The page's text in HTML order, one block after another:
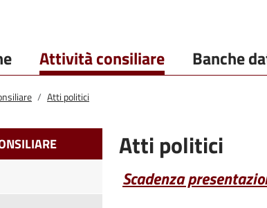
Attività consiliare Banche
Atti politici
Atti politici
Scadenza